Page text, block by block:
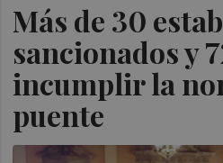
Más de 30
sancionados y
incumplir la
puente